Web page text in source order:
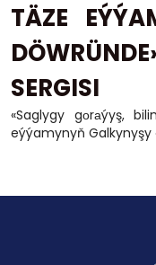
TÄZE
SERGISI
«Saglygy gоrаýyş,
eýýamynyň Galkynyşy